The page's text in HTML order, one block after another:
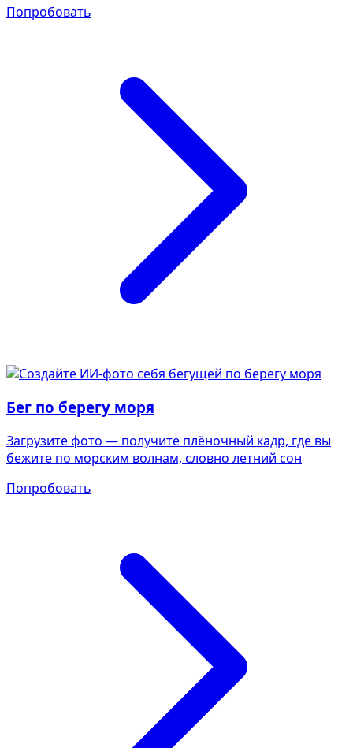
Попробовать
Бег по берегу моря
Загрузите фото — получите плёночный кадр, где вы
бежите по морским волнам, словно летний сон
Попробовать